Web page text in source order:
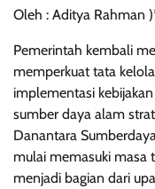
Oleh : Aditya Rahman
Pemerintah kembali
memperkuat tata
implementasi
sumber daya alam
Danantara
mulai memasuki masa
menjadi bagian dari